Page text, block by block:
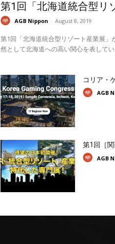
第1回「北海道統合型リ
AGB Nippon - August 8, 2019
第1回「北海道統合型リゾート産業展
然として北海道への高い関心を表してい
コリア・
AGB
第1回［
AGB